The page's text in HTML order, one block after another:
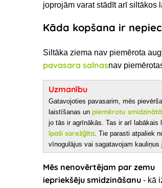
joprojām varat stādīt arī siltākos
Kāda kopšana ir
Siltāka ziema nav piemērota
pavasara salnasnav
Uzmanību
Gatavojoties pavasarim, mēs
laistīšanas unpiemērotu
jo tās ir agrīnākās.Tasir arī labākais
īpaši sarežģīta. Tie parasti atpaliek
vīnogulājus vai sagatavojam
Mēs nenovērtējam par zemu
iepriekšēju smidzināšanu - kā